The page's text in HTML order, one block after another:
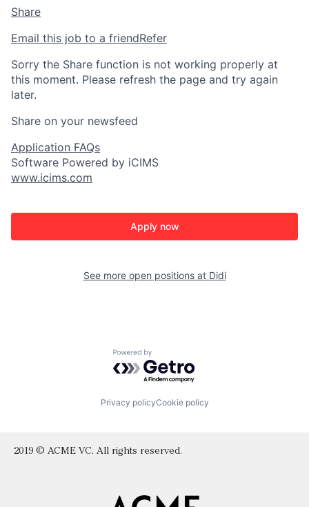
Share
Email this job to a friendRefer
Sorry the Share function is not working properly at
this moment. Please refresh the page and try again
later.
Share on your newsfeed
Application FAQs
Software Powered by iCIMS
www.icims.com
Apply now
See more open positions at Didi
Powered by Getro.com
Privacy policyCookie policy
2019 © ACME VC. All rights reserved.